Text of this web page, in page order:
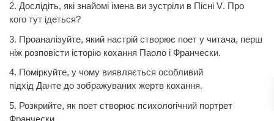
2. Дослідіть, які знайомі імена ви зустріли в Пісні V. Про
кого тут ідеться?
3. Проаналізуйте, який настрій створює поет у читача, перш
ніж розповісти історію кохання Паоло і Франчески.
4. Поміркуйте, у чому виявляється особливий
підхід Данте до зображуваних жертв кохання.
5. Розкрийте, як поет створює психологічний портрет
Франчески.